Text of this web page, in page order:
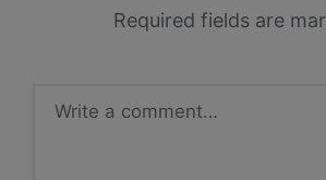
Required fields are